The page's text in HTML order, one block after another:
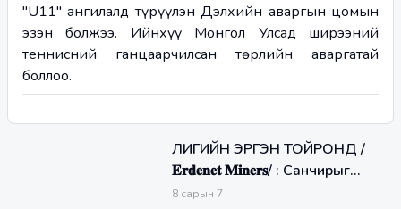
"U11" ангилалд түрүүлэн Дэлхийн аваргын цомын
эзэн болжээ. Ийнхүү Монгол Улсад ширээний
теннисний ганцаарчилсан төрлийн аваргатай
боллоо.
ЛИГИЙН ЭРГЭН ТОЙРОНД /
𝐄𝐫𝐝𝐞𝐧𝐞𝐭 𝐌𝐢𝐧𝐞𝐫𝐬/ : Санчирыг
шигшээ багт дуудаагүй талаар
8 сарын 7